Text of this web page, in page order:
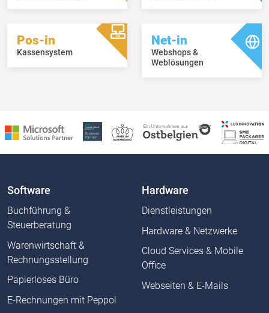
Pos-in
Kassensystem
Net-in
Webshops &
Weblösungen
Software
Buchführung &
Steuerberatung
Warenwirtschaft &
Rechnungsstellung
Papierloses Büro
E-Rechnungen mit Peppol
Hardware
Dienstleistungen
Hardware & Netzwerke
Cloud Services & Mobile
Office
Webseiten & E-Mails